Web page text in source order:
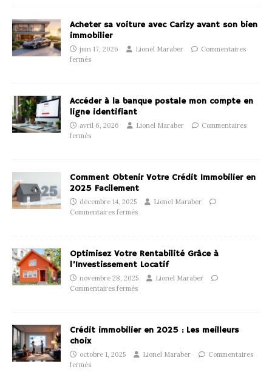
Acheter sa voiture avec Carizy avant son bien
immobilier
juin 17, 2026 Lionel Maraber
Commentaires
fermés
Accéder à la banque postale mon compte en
ligne identifiant
avril 6, 2026 Lionel Maraber
Commentaires
fermés
Comment Obtenir Votre Crédit Immobilier en
2025 Facilement
décembre 14, 2025
Lionel Maraber
Commentaires fermés
Optimisez Votre Rentabilité Grâce à
l’Investissement Locatif
novembre 28, 2025
Lionel Maraber
Commentaires fermés
Crédit immobilier en 2025 : Les meilleurs
choix
octobre 1, 2025 Lionel Maraber
Commentaires
fermés